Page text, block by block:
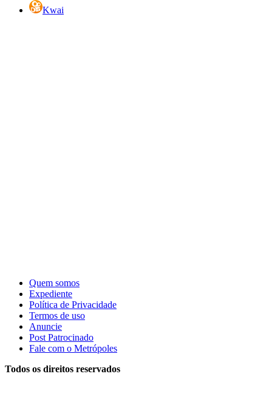
Kwai
Quem somos
Expediente
Política de Privacidade
Termos de uso
Anuncie
Post Patrocinado
Fale com o Metrópoles
Todos os direitos reservados